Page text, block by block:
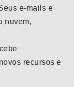
e-mails e
nuvem,
recursos e